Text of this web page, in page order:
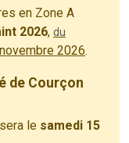
en Zone A
2026, du
2026.
de Courçon
le samedi 15